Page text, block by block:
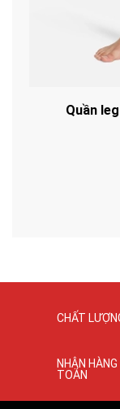
Quần
CHẤT
NHẬN
TOÁN